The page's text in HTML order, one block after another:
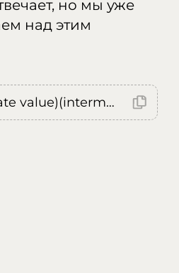
но мы уже
над этим
Error: (intermediate value)(intermediate value)(intermediate value).replaceAll is not a function